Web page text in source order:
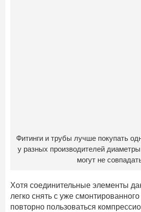
Фитинги и трубы лучше покупать
у разных производителей
могут не
Хотя соединительные элементы
легко снять с уже
повторно пользоваться